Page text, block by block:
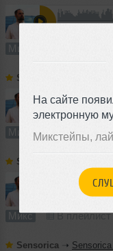
На сайте
электронную
Микстейпы,
Микс В плейлист
Sensorica
61:13 51
Микс В плейлист
Sensorica
41
Микс В плейлист
Sensorica ➝ Sensorica -